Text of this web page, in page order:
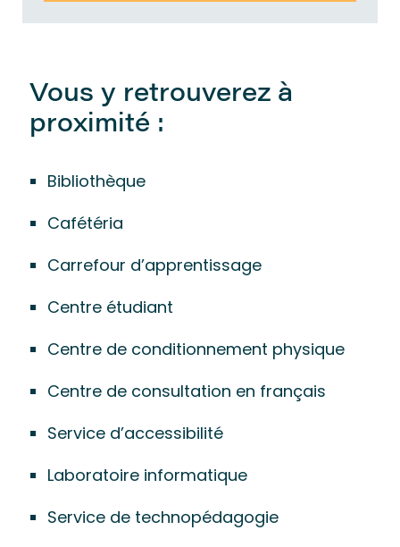
Vous y retrouverez à
proximité :
Bibliothèque
Cafétéria
Carrefour d’apprentissage
Centre étudiant
Centre de conditionnement physique
Centre de consultation en français
Service d’accessibilité
Laboratoire informatique
Service de technopédagogie